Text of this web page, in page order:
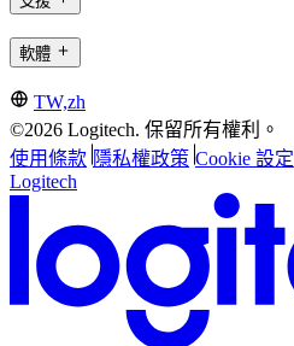
軟體
TW,zh
©2026 Logitech. 保留所有權利。
使用條款 隱私權政策 Cookie 設定
Logitech